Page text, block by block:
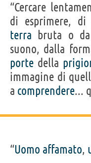
“Cercare
di esprimere, di
terra bruta o
suono, dalla
porte della
immagine di
a comprendere...
“Uomo affamato,